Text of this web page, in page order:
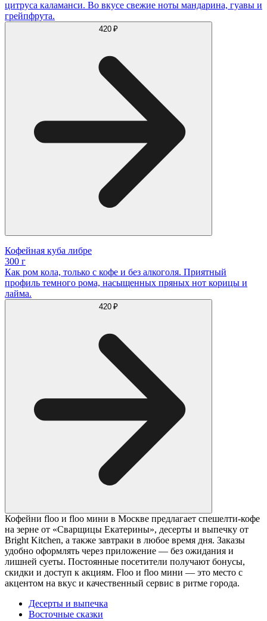
цитруса каламанси. Во вкусе свежие ноты мандарина, гуавы и
грейпфрута.
420 ₽
Кофейная куба либре
300 г
Как ром кола, только с кофе и без алкоголя. Приятный
профиль темного рома, насыщенных пряных нот корицы и
лайма.
420 ₽
Кофейни floo и floo мини в Москве предлагает спешелти-кофе
на зерне от «Сварщицы Екатерины», десерты и выпечку от
Bright Kitchen, а также завтраки в любое время дня. Заказы
удобно оформлять через приложение — без ожидания и
лишней суеты. Постоянные посетители получают бонусы,
скидки и доступ к акциям. Floo и floo мини — это место с
акцентом на вкус и качественный сервис в ритме города.
Десерты и выпечка
Восточные сказки